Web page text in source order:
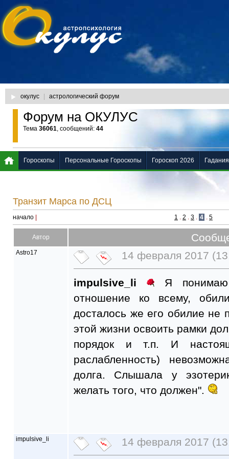
окулус астрологический форум
Форум на ОКУЛУС
Тема 36061, сообщений: 44
Транзит Марса по ДСЦ
начало 1 . 2 . 3 . 4 . 5
Автор
Astro17 14 февраля 2017
impulsive_li
Я
отношение ко всему,
досталось же его обилие не
этой жизни освоить рамки
порядок и т.п. И
раслабленность)
долга. Слышала у
желать того, что должен".
impulsive_li 14 февраля 2017
Гороскопы Персональные Гороскопы Гороскоп 2026 Гадания